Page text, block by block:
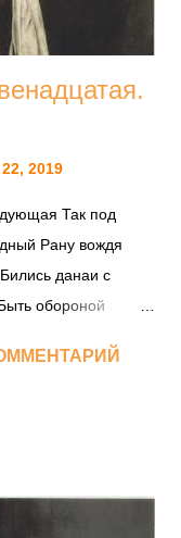
2019
Так под
Рану вождя
данаи с
обороной
обвели: не
не молили, да в